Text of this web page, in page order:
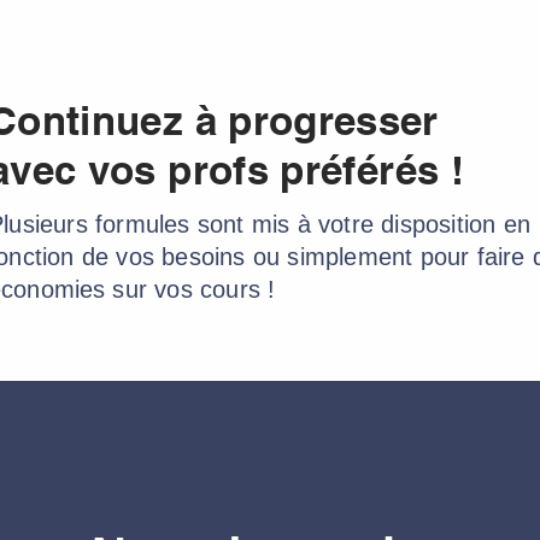
à progresser
vos profs préférés !
formules sont mis à votre disposition en
de vos besoins ou simplement pour faire
sur vos cours !